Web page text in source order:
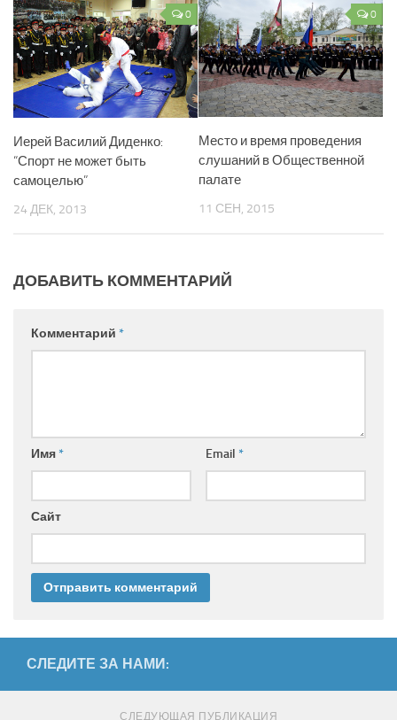
0
Иерей Василий Диденко:
“Спорт не может быть
самоцелью”
24 ДЕК, 2013
0
Место и время проведения
слушаний в Общественной
палате
11 СЕН, 2015
ДОБАВИТЬ КОММЕНТАРИЙ
Комментарий *
Имя* Email *
Сайт
СЛЕДИТЕ ЗА НАМИ:
СЛЕДУЮЩАЯ ПУБЛИКАЦИЯ